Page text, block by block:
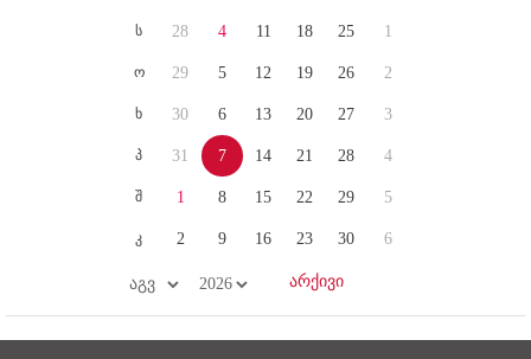
ს
ო
ხ
პ
შ
კ
28
29
30
31
1
2
4
5
6
7
8
9
11
12
13
14
15
16
18
19
20
21
22
23
25
26
27
28
29
30
1
2
3
4
5
6